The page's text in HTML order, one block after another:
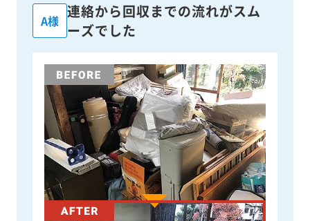
A様
連絡から回収までの流れがスム
ーズでした